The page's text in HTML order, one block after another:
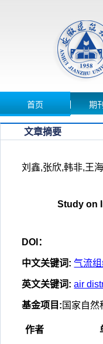
首页 期
文章摘要
刘鑫,张欣,韩非,王
Study on
DOI：
中文关键词: 气流
英文关键词: air
基金项目 : 国家自
作者